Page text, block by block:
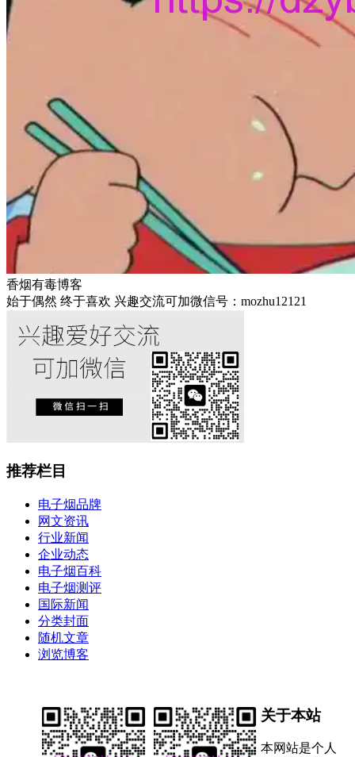
香烟有毒博客
始于偶然 终于喜欢 兴趣交流可加微信号：mozhu12121
推荐栏目
电子烟品牌
网文资讯
行业新闻
企业动态
电子烟百科
电子烟测评
国际新闻
分类封面
随机文章
浏览博客
关于本站
本网站是个人